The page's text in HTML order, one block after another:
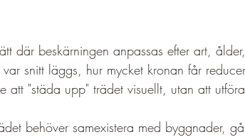
där beskärningen anpassas efter art,
snitt läggs, hur mycket kronan får
att "städa upp" trädet visuellt, utan att
behöver samexistera med byggnader,